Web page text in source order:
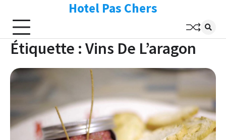
content
Hotel Pas Chers
Étiquette : Vins De L’aragon